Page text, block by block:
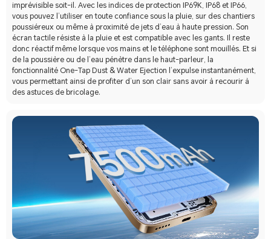
imprévisible soit-il. Avec les indices de protection IP69K, IP68 et IP66,
vous pouvez l’utiliser en toute confiance sous la pluie, sur des chantiers
poussiéreux ou même à proximité de jets d’eau à haute pression. Son
écran tactile résiste à la pluie et est compatible avec les gants. Il reste
donc réactif même lorsque vos mains et le téléphone sont mouillés. Et si
de la poussière ou de l’eau pénètre dans le haut-parleur, la
fonctionnalité One-Tap Dust & Water Ejection l’expulse instantanément,
vous permettant ainsi de profiter d’un son clair sans avoir à recourir à
des astuces de bricolage.